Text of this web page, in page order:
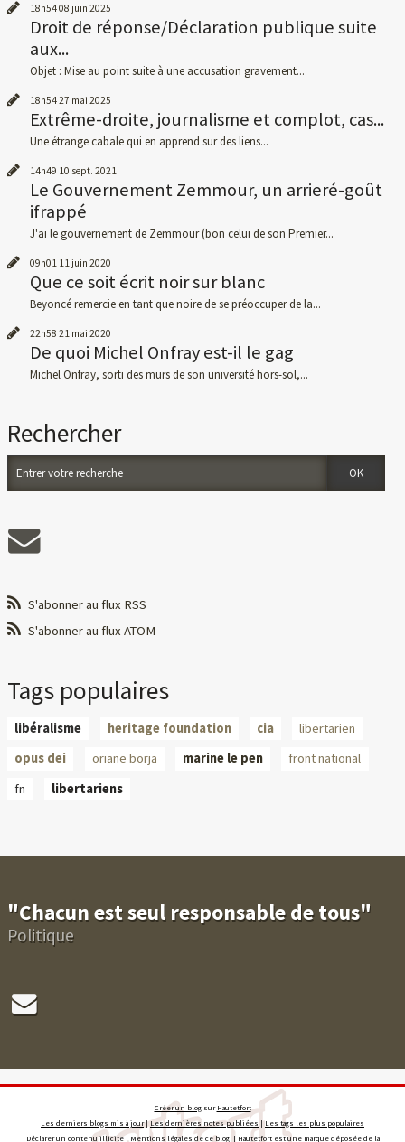
18h5408 juin 2025
Droit de réponse/Déclaration publique suite
aux...
Objet : Mise au point suite à une accusation gravement...
18h5427 mai 2025
Extrême-droite, journalisme et complot, cas...
Une étrange cabale qui en apprend sur des liens...
14h49 10 sept. 2021
Le Gouvernement Zemmour, un arrieré-goût
ifrappé
J'ai le gouvernement de Zemmour (bon celui de son Premier...
09h01 11 juin 2020
Que ce soit écrit noir sur blanc
Beyoncé remercie en tant que noire de se préoccuper de la...
22h58 21 mai 2020
De quoi Michel Onfray est-il le gag
Michel Onfray, sorti des murs de son université hors-sol,...
Rechercher
S'abonner au flux RSS
S'abonner au flux ATOM
Tags populaires
libéralisme heritage foundation cia
libertarien
opus dei
oriane borja marine le pen
front national
fn
libertariens
"Chacun est seul responsable de tous"
Politique
Créer un blogsur Hautetfort
Les derniers blogs mis à jour|Les dernières notes publiées |Les tags les plus populaires
Déclarer un contenu illicite| Mentions légales de ce blog| Hautetfortest une marque déposée de la